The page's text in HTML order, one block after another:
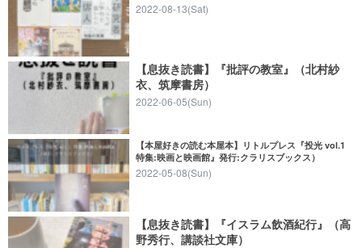
2022-08-13(Sat)
【息抜き読書】『批評の教室』（北村紗
衣、筑摩書房）
2022-06-05(Sun)
【本屋好きの読む本屋本】リトルプレス『投光 vol.1
特集:映画と映画館』発行:クラリスブックス）
2022-05-08(Sun)
【息抜き読書】『イスラム飲酒紀行』（高
野秀行、講談社文庫）